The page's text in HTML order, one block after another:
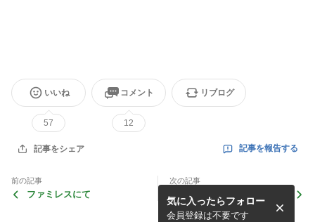
いいね
57
コメント
12
リブログ
記事をシェア 記事を報告する
前の記事
ファミレスにて
次の記事
気に入ったらフォロー
会員登録は不要です